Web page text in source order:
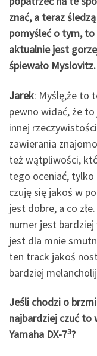
znać, a teraz
pomyśleć o tym,
aktualnie jest
śpiewało Myslovitz.
Jarek: Myślę,że to
pewno widać, że
innej
zawierania
też wątpliwości,
tego oceniać, tylko
czuję się jakoś w
jest dobre, a co
numer jest
jest dla mnie
ten track jakoś
bardziej
Jeśli chodzi o
najbardziej czuć to
Yamaha DX-73?